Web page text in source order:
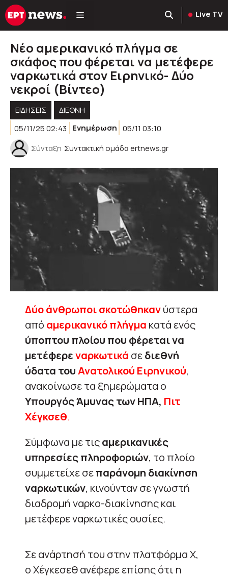
Μετάβαση
σε
Live TV
Νέο αμερικανικό πλήγμα σε
σκάφος που φέρεται να μετέφερε
ναρκωτικά στον Ειρηνικό- Δύο
νεκροί (Βίντεο)
ΕΙΔΗΣΕΙΣ
ΔΙΕΘΝΗ
05/11/25 02:43
Ενημέρωση 05/11 03:10
Σύνταξη Συντακτική ομάδα ertnews.gr
Δύο άνθρωποι σκοτώθηκανύστερα
από αμερικανικό πλήγμα κατά ενός
ύποπτου πλοίου που φέρεται να
μετέφερεναρκωτικά σεδιεθνή
ύδατα τουΑνατολικού Ειρηνικού,
ανακοίνωσε τα ξημερώματα ο
Υπουργός Άμυνας των ΗΠΑ, Πιτ
Χέγκσεθ.
Σύμφωνα με τιςαμερικανικές
υπηρεσίες πληροφοριών, το πλοίο
συμμετείχε σεπαράνομη διακίνηση
ναρκωτικών, κινούνταν σε γνωστή
διαδρομή ναρκο-διακίνησης και
μετέφερε ναρκωτικές ουσίες.
Σε ανάρτησή του στην πλατφόρμα Χ,
ο Χέγκεσεθ ανέφερε επίσης ότι η